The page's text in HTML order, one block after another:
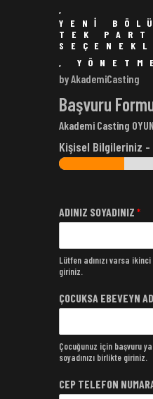
,
YENI
TEK PART
,
by AkademiCasting
Başvuru
Akademi Casting
Kişisel Bilgileriniz -
ADINIZ SOYADINIZ *
Lütfen adınızı varsa ikinci
giriniz.
ÇOCUKSA EBEVEYN
Çocuğunuz için başvuru
soyadınızı birlikte giriniz.
CEP TELEFON